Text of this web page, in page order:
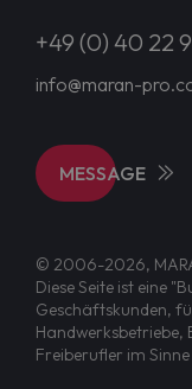
+49 (0) 40 22
info@maran-
MESSAGE
© 2006-2026,
Diese Seite ist eine
Geschäftskunden,
Handwerksbetriebe,
Freiberufler im Sinne